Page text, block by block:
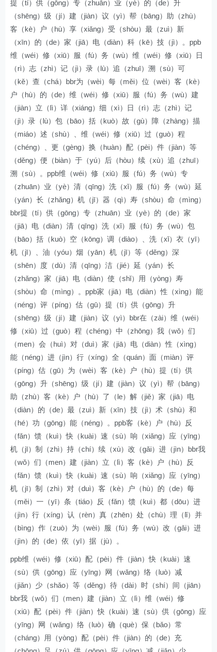
提（tí）供（gōng）专（zhuān）业（yè）的（de）升
（shēng）级（jí）建（jiàn）议（yì）帮（bāng）助（zhù）
客（kè）户（hù）享（xiǎng）受（shòu）最（zuì）新
（xīn）的（de）家（jiā）电（diàn）科（kē）技（jì）。ppb
维（wéi）修（xiū）服（fú）务（wù）维（wéi）修（xiū）日
（rì）志（zhì）记（jì）录（lù）追（zhuī）溯（sù）可
（kě）查（chá）bbr为（wèi）每（měi）位（wèi）客（kè）
户（hù）的（de）维（wéi）修（xiū）服（fú）务（wù）建
（jiàn）立（lì）详（xiáng）细（xì）日（rì）志（zhì）记
（jì）录（lù）包（bāo）括（kuò）故（gù）障（zhàng）描
（miáo）述（shù）、维（wéi）修（xiū）过（guò）程
（chéng）、更（gèng）换（huàn）配（pèi）件（jiàn）等
（děng）便（biàn）于（yú）后（hòu）续（xù）追（zhuī）
溯（sù）。ppb维（wéi）修（xiū）服（fú）务（wù）专
（zhuān）业（yè）清（qīng）洗（xǐ）服（fú）务（wù）延
（yán）长（zhǎng）机（jī）器（qì）寿（shòu）命（mìng）
bbr提（tí）供（gōng）专（zhuān）业（yè）的（de）家
（jiā）电（diàn）清（qīng）洗（xǐ）服（fú）务（wù）包
（bāo）括（kuò）空（kōng）调（diào）、洗（xǐ）衣（yī）
机（jī）、油（yóu）烟（yān）机（jī）等（děng）深
（shēn）度（dù）清（qīng）洁（jié）延（yán）长
（zhǎng）家（jiā）电（diàn）使（shǐ）用（yòng）寿
（shòu）命（mìng）。ppb家（jiā）电（diàn）性（xìng）能
（néng）评（píng）估（gū）提（tí）供（gōng）升
（shēng）级（jí）建（jiàn）议（yì）bbr在（zài）维（wéi）
修（xiū）过（guò）程（chéng）中（zhōng）我（wǒ）们
（men）会（huì）对（duì）家（jiā）电（diàn）性（xìng）
能（néng）进（jìn）行（xíng）全（quán）面（miàn）评
（píng）估（gū）为（wèi）客（kè）户（hù）提（tí）供
（gōng）升（shēng）级（jí）建（jiàn）议（yì）帮（bāng）
助（zhù）客（kè）户（hù）了（le）解（jiě）家（jiā）电
（diàn）的（de）最（zuì）新（xīn）技（jì）术（shù）和
（hé）功（gōng）能（néng）。ppb客（kè）户（hù）反
（fǎn）馈（kuì）快（kuài）速（sù）响（xiǎng）应（yīng）
机（jī）制（zhì）持（chí）续（xù）改（gǎi）进（jìn）bbr我
（wǒ）们（men）建（jiàn）立（lì）客（kè）户（hù）反
（fǎn）馈（kuì）快（kuài）速（sù）响（xiǎng）应（yīng）
机（jī）制（zhì）对（duì）客（kè）户（hù）的（de）每
（měi）一（yī）条（tiáo）反（fǎn）馈（kuì）都（dōu）进
（jìn）行（xíng）认（rèn）真（zhēn）处（chù）理（lǐ）并
（bìng）作（zuò）为（wèi）服（fú）务（wù）改（gǎi）进
（jìn）的（de）依（yī）据（jù）。
ppb维（wéi）修（xiū）配（pèi）件（jiàn）快（kuài）速
（sù）供（gōng）应（yīng）网（wǎng）络（luò）减
（jiǎn）少（shǎo）等（děng）待（dài）时（shí）间（jiān）
bbr我（wǒ）们（men）建（jiàn）立（lì）维（wéi）修
（xiū）配（pèi）件（jiàn）快（kuài）速（sù）供（gōng）应
（yīng）网（wǎng）络（luò）确（què）保（bǎo）常
（cháng）用（yòng）配（pèi）件（jiàn）的（de）充